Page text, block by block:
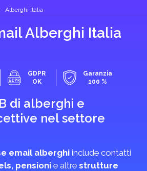
Alberghi Italia
Alberghi Italia
GDPR
OK
Garanzia
100 %
di alberghi e
nel settore
email alberghiinclude contatti
pensioni e altre strutture